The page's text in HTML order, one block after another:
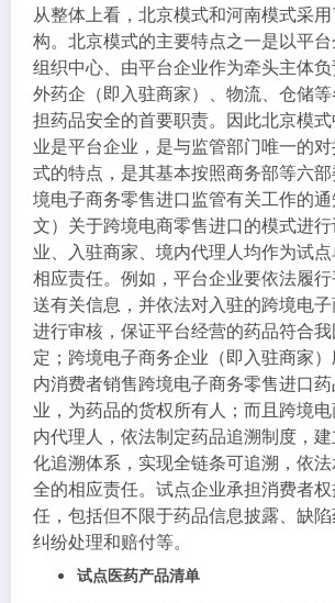
从整体上看，北京模式和河南模式采
构。北京模式的主要特点之一是以平
组织中心、由平台企业作为牵头主体
外药企（即入驻商家）、物流、仓储
担药品安全的首要职责。因此北京模
业是平台企业，是与监管部门唯一的
式的特点，是其基本按照商务部等六
境电子商务零售进口监管有关工作的
文）关于跨境电商零售进口的模式进
业、入驻商家、境内代理人均作为试
相应责任。例如，平台企业要依法履
送有关信息，并依法对入驻的跨境电
进行审核，保证平台经营的药品符合
定；跨境电子商务企业（即入驻商家
内消费者销售跨境电子商务零售进口
业，为药品的货权所有人；而且跨境
内代理人，依法制定药品追溯制度，
化追溯体系，实现全链条可追溯，依
全的相应责任。试点企业承担消费者
任，包括但不限于药品信息披露、缺
纠纷处理和赔付等。
试点医药产品清单